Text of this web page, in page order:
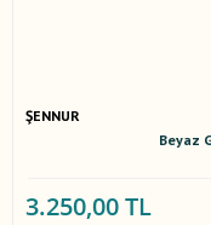
ŞENNUR
Beyaz
3.250,00 TL